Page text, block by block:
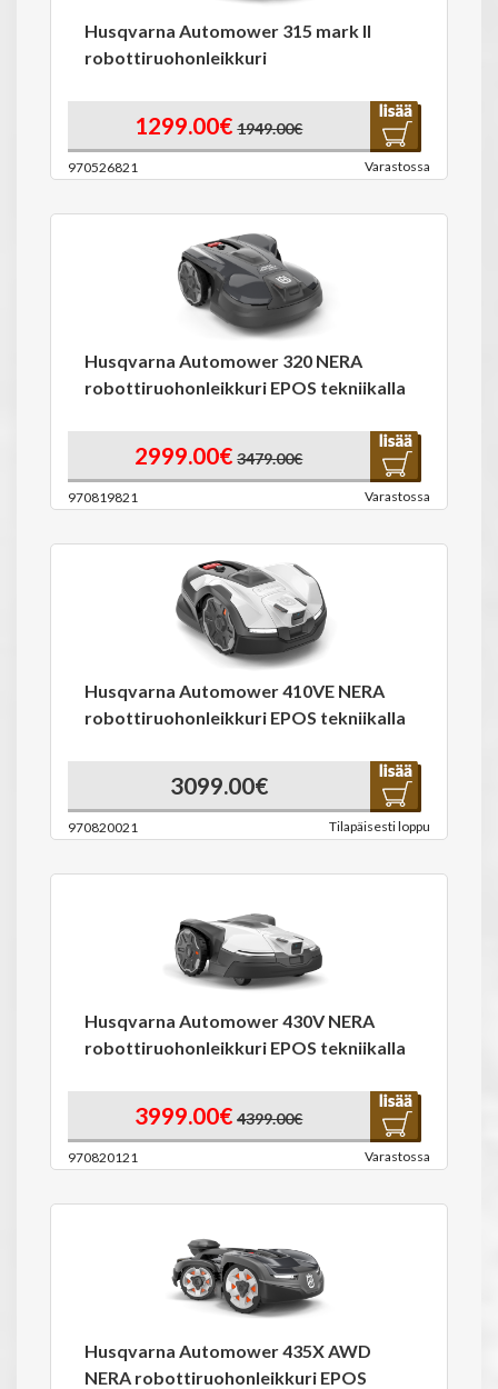
Husqvarna Automower 315 mark II
robottiruohonleikkuri
1299.00€ 1949.00€
970526821 Varastossa
Husqvarna Automower 320 NERA
robottiruohonleikkuri EPOS tekniikalla
2999.00€ 3479.00€
970819821 Varastossa
Husqvarna Automower 410VE NERA
robottiruohonleikkuri EPOS tekniikalla
3099.00€
970820021 Tilapäisesti loppu
Husqvarna Automower 430V NERA
robottiruohonleikkuri EPOS tekniikalla
3999.00€ 4399.00€
970820121 Varastossa
Husqvarna Automower 435X AWD
NERA robottiruohonleikkuri EPOS